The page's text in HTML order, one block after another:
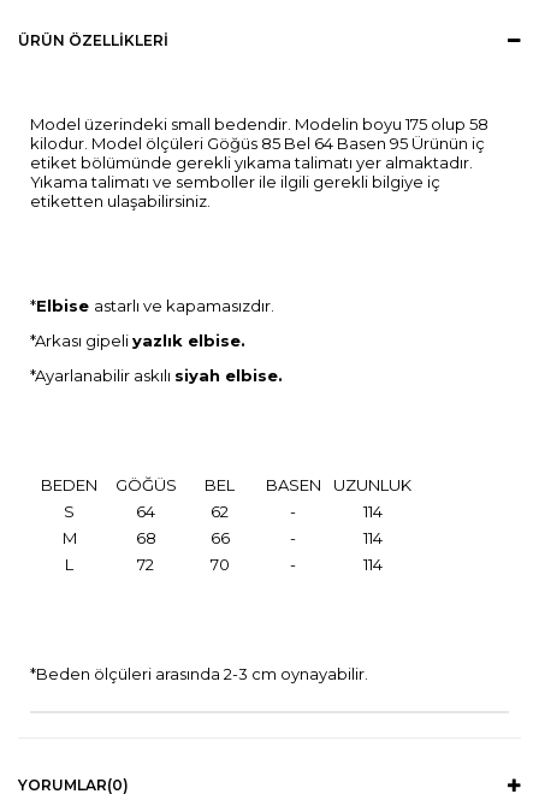
ÜRÜN ÖZELLIKLERI
Model üzerindeki small bedendir. Modelin boyu 175 olup 58
kilodur. Model ölçüleri Göğüs 85 Bel 64 Basen 95 Ürünün iç
etiket bölümünde gerekli yıkama talimatı yer almaktadır.
Yıkama talimatı ve semboller ile ilgili gerekli bilgiye iç
etiketten ulaşabilirsiniz.
*Elbise astarlı ve kapamasızdır.
*Arkası gipeliyazlık elbise.
*Ayarlanabilir askılı siyah elbise.
BEDEN GÖĞÜS BEL BASEN
UZUNLUK
S
64 62 -
114
M
68 66 -
114
L
72 70 - 114
*Beden ölçüleri arasında 2-3 cm oynayabilir.
YORUMLAR(0)